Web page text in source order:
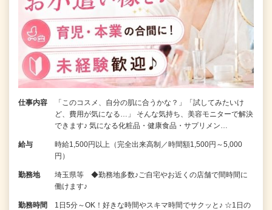
仕事内容
「このコスメ、自分の肌に合うかな？」「試してみたいけ
ど、費用が気になる…」 そんな気持ち、美容モニターで解決
できます♪ 気になる化粧品・健康食品・サプリメン…
給与
時給1,500円以上（完全出来高制／時間額1,500円～5,000
円）
勤務地
埼玉県等 ◆勤務地多数♪ご自宅やお近くの店舗で間時間に
働けます♪
勤務時間
1日5分～OK！好きな時間やスキマ時間でサクッと♪ ☆1日の